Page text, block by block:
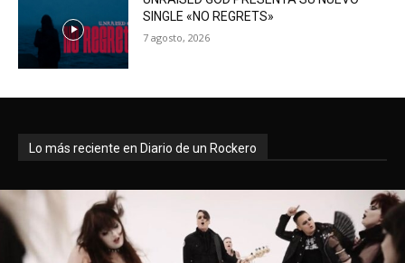
SINGLE «NO REGRETS»
7 agosto, 2026
Lo más reciente en Diario de un Rockero